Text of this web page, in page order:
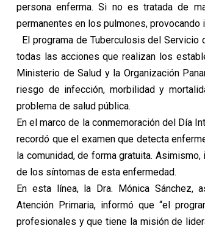
persona enferma. Si no es tratada de
permanentes en los pulmones, provocando
El programa de Tuberculosis del Servicio
todas las acciones que realizan los
Ministerio de Salud y la Organización
riesgo de infección, morbilidad y
problema de salud pública.
En el marco de la conmemoración del Día
recordó que el examen que detecta
la comunidad, de forma gratuita.
de los síntomas de esta enfermedad.
En esta línea, la Dra. Mónica Sánchez,
Atención Primaria, informó que “el
profesionales y que tiene la misión de